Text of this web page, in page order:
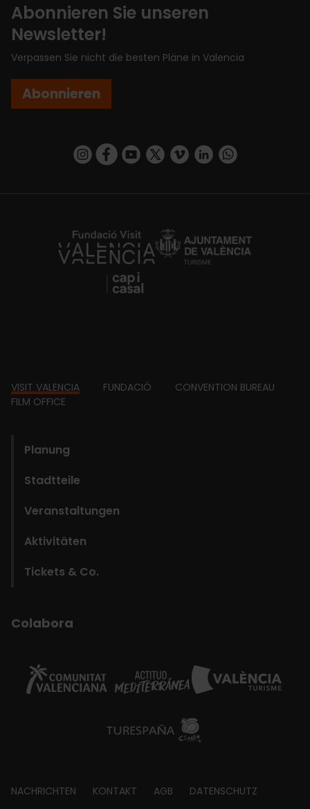
Abonnieren Sie unseren
Newsletter!
Verpassen Sie nicht die besten Pläne in Valencia
Abonnieren
https://www.instagram.com/visit_valencia/
https://www.facebook.com/
https://www.youtube.com/user/
https://twitter.com/_VivaValencia
https://vimeo.com/
https://www.linkedin.com/company/turismo-valencia/https://api.whatsapp.com/send/
https://fundacion.visitvalencia.com/
Footer
VISIT VALENCIA FUNDACIÓ
CONVENTION BUREAU
FILM OFFICE
Planung
Stadtteile
Veranstaltungen
Aktivitäten
Tickets & Co.
Colabora
Footer
NACHRICHTEN KONTAKT AGB DATENSCHUTZ